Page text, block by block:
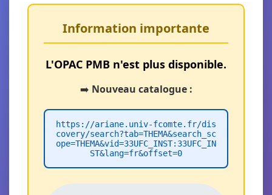
Information importante
L'OPAC PMB n'est plus disponible.
➡️ Nouveau catalogue :
https://ariane.univ-fcomte.fr/dis
covery/search?tab=THEMA&search_sc
ope=THEMA&vid=33UFC_INST:33UFC_IN
ST&lang=fr&offset=0